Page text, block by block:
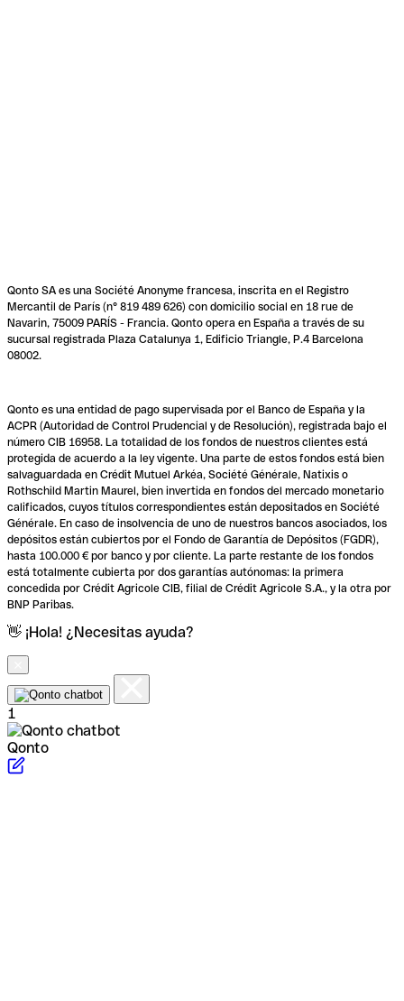
Qonto SA es una Société Anonyme francesa, inscrita en el Registro
Mercantil de París (n° 819 489 626) con domicilio social en 18 rue de
Navarin, 75009 PARÍS - Francia. Qonto opera en España a través de su
sucursal registrada Plaza Catalunya 1, Edificio Triangle, P.4 Barcelona
08002.
Qonto es una entidad de pago supervisada por el Banco de España y la
ACPR (Autoridad de Control Prudencial y de Resolución), registrada bajo el
número CIB 16958. La totalidad de los fondos de nuestros clientes está
protegida de acuerdo a la ley vigente. Una parte de estos fondos está bien
salvaguardada en Crédit Mutuel Arkéa, Société Générale, Natixis o
Rothschild Martin Maurel, bien invertida en fondos del mercado monetario
calificados, cuyos títulos correspondientes están depositados en Société
Générale. En caso de insolvencia de uno de nuestros bancos asociados, los
depósitos están cubiertos por el Fondo de Garantía de Depósitos (FGDR),
hasta 100.000 € por banco y por cliente. La parte restante de los fondos
está totalmente cubierta por dos garantías autónomas: la primera
concedida por Crédit Agricole CIB, filial de Crédit Agricole S.A., y la otra por
BNP Paribas.
👋 ¡Hola! ¿Necesitas ayuda?
1
Qonto